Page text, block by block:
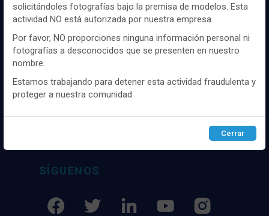
Distribuidor y mayorista textil de las mejores
marcaas de ropa y complementos del
internacionales. Más de 25 años de
experiencia como proveedor de los mejores
SÍGUENOS
Igualmente, utilizamos cookies para medir y obtener datos de
la navegación que realizas y para ajustar el contenido a tus
gustos y preferencias.
Puedesconfigurary aceptar el uso de cookies a tu gusto.
Para obtener más información visita nuestra
cookies .
Configurar Rechazar ACEPTAR
solicitándoles fotografías bajo la premisa de modelos. Esta
actividad NO está autorizada por nuestra empresa.
Por favor, NO proporciones ninguna información personal ni
fotografías a desconocidos que se presenten en nuestro
nombre.
Estamos trabajando para detener esta actividad fraudulenta y
proteger a nuestra comunidad.
Cerrar